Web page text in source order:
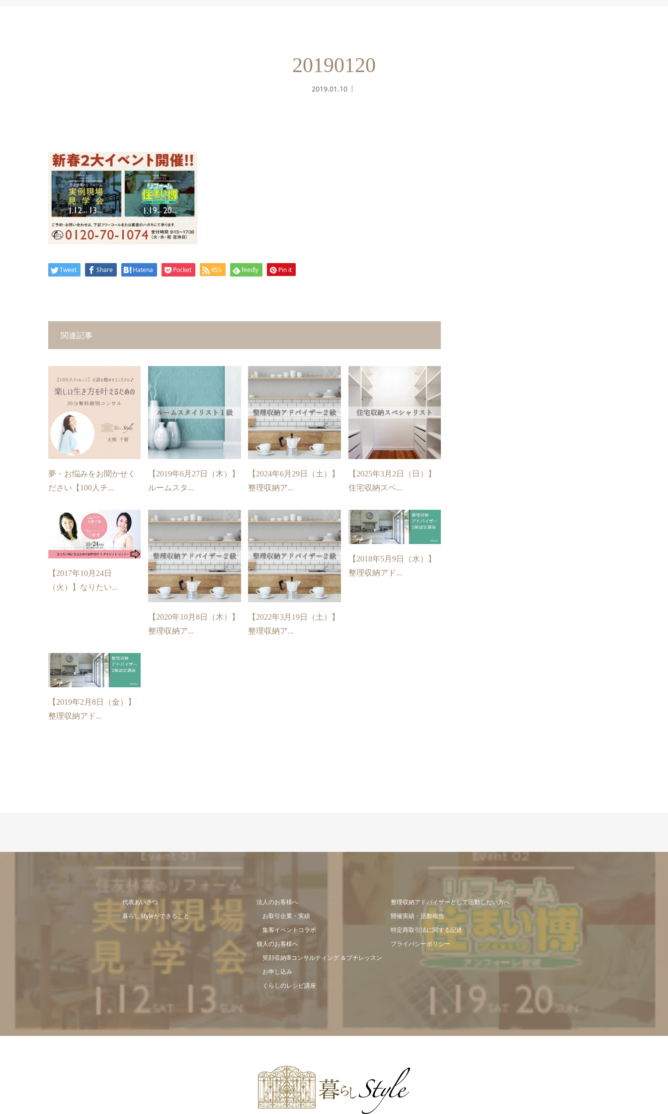
20190120
2019.01.10
Tweet Share Hatena Pocket RSS feedly Pin it
関連記事
夢・お悩みをお聞かせく
ださい【100人チ...
【2019年6月27日（木）】
ルームスタ...
【2024年6月29日（土）】
整理収納ア...
【2025年3月2日（日）】
住宅収納スペ...
【2017年10月24日
（火）】なりたい...
【2020年10月8日（木）】
整理収納ア...
【2022年3月19日（土）】
整理収納ア...
【2018年5月9日（水）】
整理収納アド...
【2019年2月8日（金）】
整理収納アド...
代表あいさつ
暮らしStyleができること
法人のお客様へ
お取引企業・実績
集客イベントコラボ
個人のお客様へ
笑顔収納®コンサルティング ＆プチレッスン
お申し込み
くらしのレシピ講座
整理収納アドバイザーとして活動したい方へ
開催実績・活動報告
特定商取引法に関する記述
プライバシーポリシー